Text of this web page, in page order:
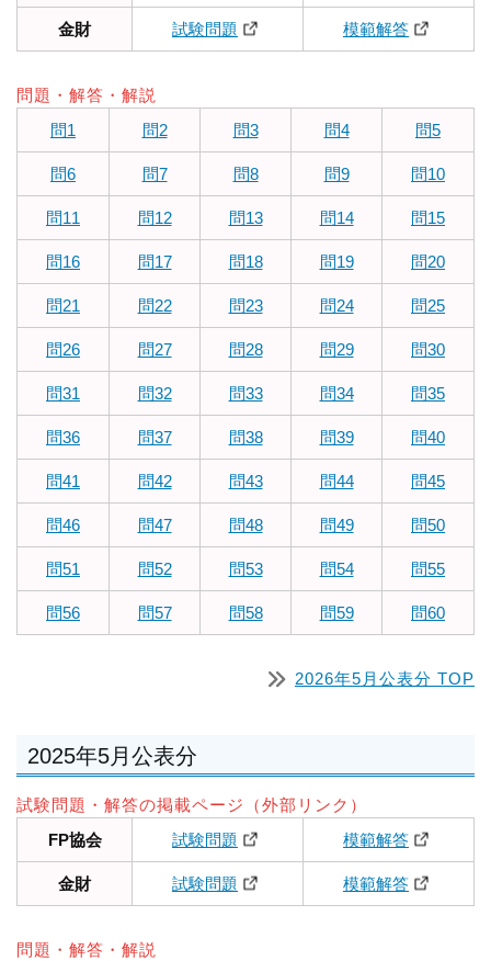
金財 試験問題 模範解答
問題・解答・解説
問1
問2 問3 問4 問5
問6 問7 問8 問9 問10
問11 問12 問13 問14 問15
問16 問17 問18 問19 問20
問21 問22 問23 問24 問25
問26 問27 問28 問29 問30
問31 問32 問33 問34 問35
問36 問37 問38 問39 問40
問41 問42 問43 問44 問45
問46 問47 問48 問49 問50
問51 問52 問53 問54 問55
問56 問57 問58 問59 問60
2026年5月公表分 TOP
2025年5月公表分
試験問題・解答の掲載ページ（外部リンク）
FP協会
試験問題 模範解答
金財 試験問題 模範解答
問題・解答・解説